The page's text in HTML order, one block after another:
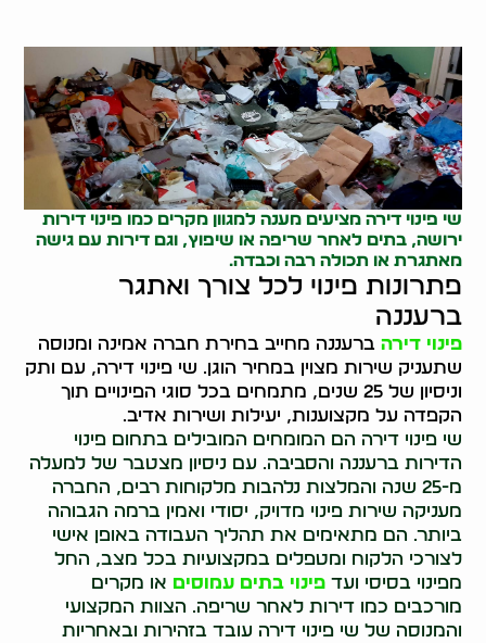
שי פינוי דירה מציעים מענה למגוון מקרים כמו פינוי דירות
ירושה, בתים לאחר שריפה או שיפוץ, וגם דירות עם גישה
מאתגרת או תכולה רבה וכבדה.
פתרונות פינוי לכל צורך ואתגר
ברעננה
פינוי דירה ברעננה מחייב בחירת חברה אמינה ומנוסה
שתעניק שירות מצוין במחיר הוגן. שי פינוי דירה, עם ותק
וניסיון של 25 שנים, מתמחים בכל סוגי הפינויים תוך
הקפדה על מקצוענות, יעילות ושירות אדיב.
שי פינוי דירה הם המומחים המובילים בתחום פינוי
הדירות ברעננה והסביבה. עם ניסיון מצטבר של למעלה
מ-25 שנה והמלצות נלהבות מלקוחות רבים, החברה
מעניקה שירות פינוי מדויק, יסודי ואמין ברמה הגבוהה
ביותר. הם מתאימים את תהליך העבודה באופן אישי
לצורכי הלקוח ומטפלים במקצועיות בכל מצב, החל
מפינוי בסיסי ועדפינוי בתים עמוסים או מקרים
מורכבים כמו דירות לאחר שריפה. הצוות המקצועי
והמנוסה של שי פינוי דירה עובד בזהירות ובאחריות